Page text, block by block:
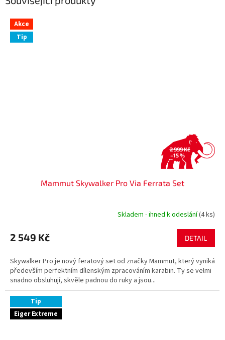
Akce
Tip
2 999 Kč
–15 %
Mammut Skywalker Pro Via Ferrata Set
Skladem - ihned k odeslání(4 ks)
2 549 Kč DETAIL
Skywalker Pro je nový feratový set od značky Mammut, který vyniká
především perfektním dílenským zpracováním karabin. Ty se velmi
snadno obsluhují, skvěle padnou do ruky a jsou...
Tip
Eiger Extreme